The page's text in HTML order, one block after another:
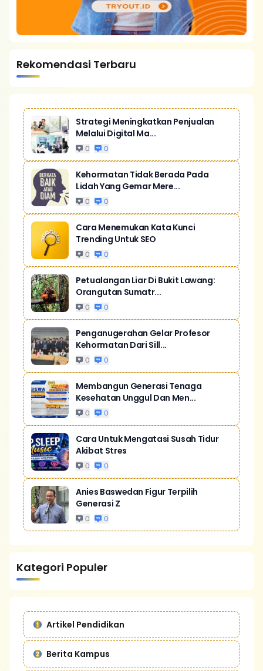
Rekomendasi Terbaru
Strategi Meningkatkan Penjualan
Melalui Digital Ma...
0 0
Kehormatan Tidak Berada Pada
Lidah Yang Gemar Mere...
0 0
Cara Menemukan Kata Kunci
Trending Untuk SEO
0 0
Petualangan Liar Di Bukit Lawang:
Orangutan Sumatr...
0 0
Penganugerahan Gelar Profesor
Kehormatan Dari Sill...
0 0
Membangun Generasi Tenaga
Kesehatan Unggul Dan Men...
0 0
Cara Untuk Mengatasi Susah Tidur
Akibat Stres
0 0
Anies Baswedan Figur Terpilih
Generasi Z
0 0
Kategori Populer
Artikel Pendidikan
Berita Kampus